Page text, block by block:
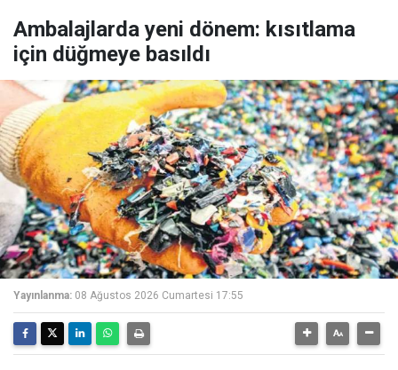
Ambalajlarda yeni dönem: kısıtlama
için düğmeye basıldı
Yayınlanma: 08 Ağustos 2026 Cumartesi 17:55